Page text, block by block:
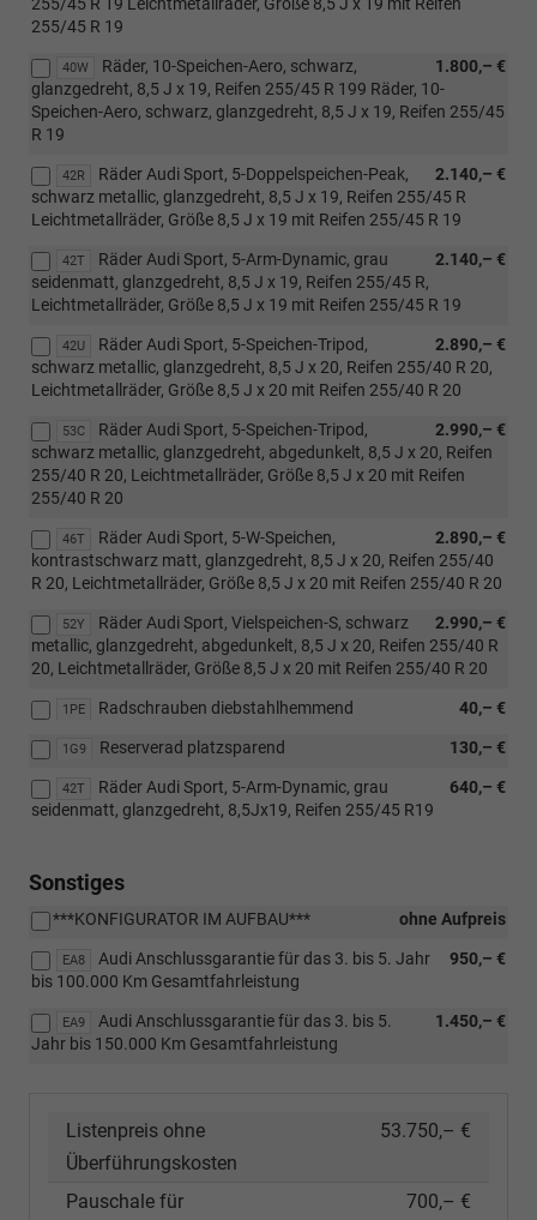
255/45 R 19
40W 1.800,– €
Räder, 10-Speichen-Aero, schwarz,
glanzgedreht, 8,5 J x 19, Reifen 255/45 R 199 Räder, 10-
Speichen-Aero, schwarz, glanzgedreht, 8,5 J x 19, Reifen 255/45
R 19
42R 2.140,– €
Räder Audi Sport, 5-Doppelspeichen-Peak,
schwarz metallic, glanzgedreht, 8,5 J x 19, Reifen 255/45 R
Leichtmetallräder, Größe 8,5 J x 19 mit Reifen 255/45 R 19
42T 2.140,– €
Räder Audi Sport, 5-Arm-Dynamic, grau
seidenmatt, glanzgedreht, 8,5 J x 19, Reifen 255/45 R,
Leichtmetallräder, Größe 8,5 J x 19 mit Reifen 255/45 R 19
42U 2.890,– €
Räder Audi Sport, 5-Speichen-Tripod,
schwarz metallic, glanzgedreht, 8,5 J x 20, Reifen 255/40 R 20,
Leichtmetallräder, Größe 8,5 J x 20 mit Reifen 255/40 R 20
53C 2.990,– €
Räder Audi Sport, 5-Speichen-Tripod,
schwarz metallic, glanzgedreht, abgedunkelt, 8,5 J x 20, Reifen
255/40 R 20, Leichtmetallräder, Größe 8,5 J x 20 mit Reifen
255/40 R 20
46T 2.890,– €
Räder Audi Sport, 5-W-Speichen,
kontrastschwarz matt, glanzgedreht, 8,5 J x 20, Reifen 255/40
R 20, Leichtmetallräder, Größe 8,5 J x 20 mit Reifen 255/40 R 20
52Y 2.990,– €
Räder Audi Sport, Vielspeichen-S, schwarz
metallic, glanzgedreht, abgedunkelt, 8,5 J x 20, Reifen 255/40 R
20, Leichtmetallräder, Größe 8,5 J x 20 mit Reifen 255/40 R 20
1PE 40,– €
Radschrauben diebstahlhemmend
1G9 130,– €
Reserverad platzsparend
42T 640,– €
Räder Audi Sport, 5-Arm-Dynamic, grau
seidenmatt, glanzgedreht, 8,5Jx19, Reifen 255/45 R19
Sonstiges
ohne Aufpreis
***KONFIGURATOR IM AUFBAU***
EA8 950,– €
Audi Anschlussgarantie für das 3. bis 5. Jahr
bis 100.000 Km Gesamtfahrleistung
EA9 1.450,– €
Audi Anschlussgarantie für das 3. bis 5.
Jahr bis 150.000 Km Gesamtfahrleistung
Listenpreis ohne
Überführungskosten
53.750,– €
Pauschale für
700,– €